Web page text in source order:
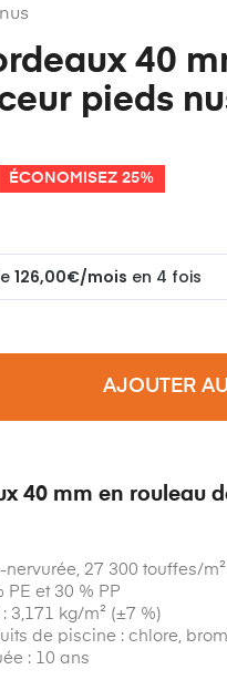
40
pieds
ÉCONOMISEZ 25%
AJOUTER
40 mm en rouleau
27 300 touffes/m²
PE et 30 % PP
3,171 kg/m² (±7 %)
de piscine : chlore,
: 10 ans